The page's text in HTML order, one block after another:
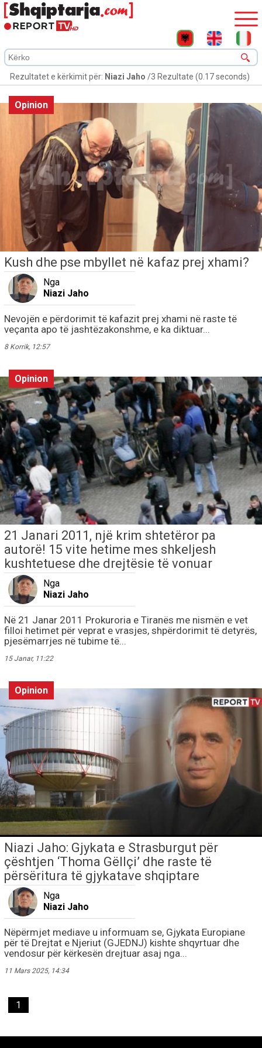
Rezultatet e kërkimit për: Niazi Jaho /3 Rezultate (0.17 seconds)
Opinion
Kush dhe pse mbyllet në kafaz prej xhami?
Nga
Niazi Jaho
Nevojën e përdorimit të kafazit prej xhami në raste të
veçanta apo të jashtëzakonshme, e ka diktuar...
8 Korrik, 12:57
Opinion
21 Janari 2011, një krim shtetëror pa
autorë! 15 vite hetime mes shkeljesh
kushtetuese dhe drejtësie të vonuar
Nga
Niazi Jaho
Në 21 Janar 2011 Prokuroria e Tiranës me nismën e vet
filloi hetimet për veprat e vrasjes, shpërdorimit të detyrës,
pjesëmarrjes në tubime të...
15 Janar, 11:22
Opinion
Niazi Jaho: Gjykata e Strasburgut për
çështjen ‘Thoma Gëllçi’ dhe raste të
përsëritura të gjykatave shqiptare
Nga
Niazi Jaho
Nëpërmjet mediave u informuam se, Gjykata Europiane
për të Drejtat e Njeriut (GJEDNJ) kishte shqyrtuar dhe
vendosur për kërkesën drejtuar asaj nga...
11 Mars 2025, 14:34
1